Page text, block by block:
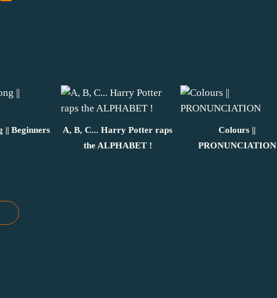
|| Beginners
A, B, C... Harry Potter raps
the ALPHABET !
Colours ||
PRONUNCIATION